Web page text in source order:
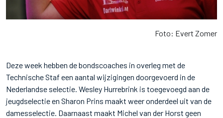
Foto: Evert Zomer
Deze week hebben de bondscoaches in overleg met de
Technische Staf een aantal wijzigingen doorgevoerd in de
Nederlandse selectie. Wesley Hurrebrink is toegevoegd aan de
jeugdselectie en Sharon Prins maakt weer onderdeel uit van de
damesselectie. Daarnaast maakt Michel van der Horst geen